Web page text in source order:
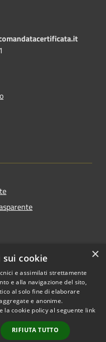
Copyright © 2026 • Comune di
Castellalto • Powered by
Municipium•
Accesso
×
cookie
e assimilati strettamente
e alla navigazione del sito,
al solo fine di elaborare
e anonime.
la cookie policy al seguente link
RIFIUTA TUTTO